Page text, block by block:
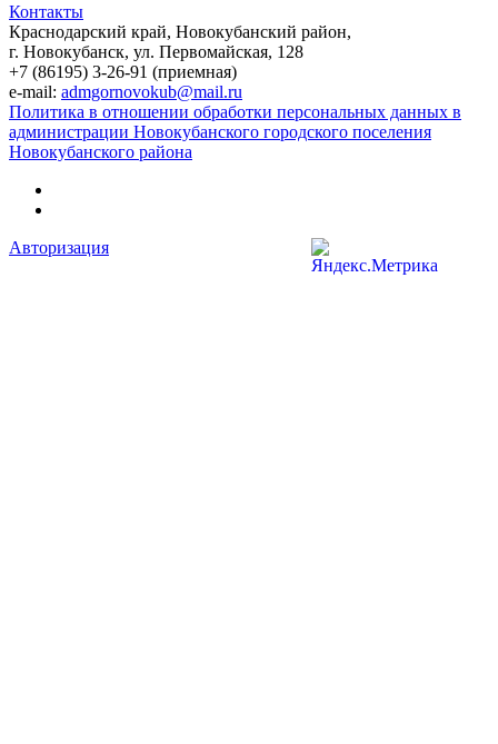
Контакты
Краснодарский край, Новокубанский район,
г. Новокубанск, ул. Первомайская, 128
+7 (86195) 3-26-91 (приемная)
e-mail: admgornovokub@mail.ru
Политика в отношении обработки персональных данных в
администрации Новокубанского городского поселения
Новокубанского района
Авторизация